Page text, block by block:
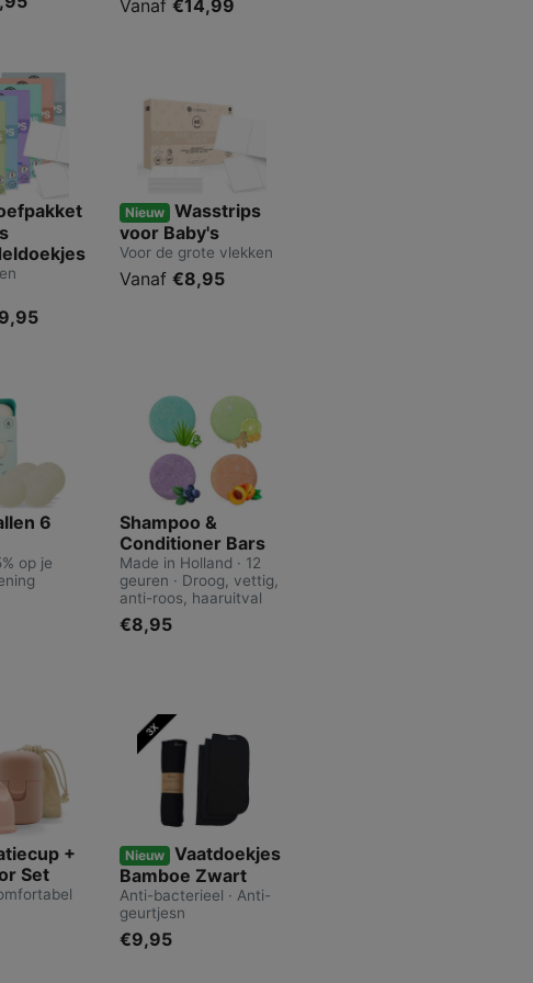
Vanaf €14,99
Nieuw Wasstrips
voor Baby's
Voor de grote vlekken
Vanaf €8,95
6
op je
Shampoo &
Conditioner Bars
Made in Holland · 12
geuren · Droog, vettig,
anti-roos, haaruitval
€8,95
+
Set
Nieuw Vaatdoekjes
Bamboe Zwart
Anti-bacterieel · Anti-
geurtjesn
€9,95